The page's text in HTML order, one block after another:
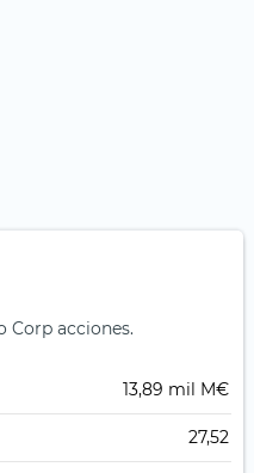
Corp acciones.
13,89 mil M€
27,52